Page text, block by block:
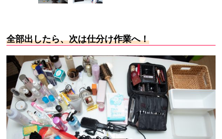
全部出したら、次は仕分け作業へ！